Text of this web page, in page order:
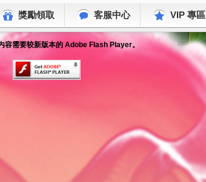
容需要较新版本的 Adobe Flash Player。
獎勵領取 客服中心 VIP 專區